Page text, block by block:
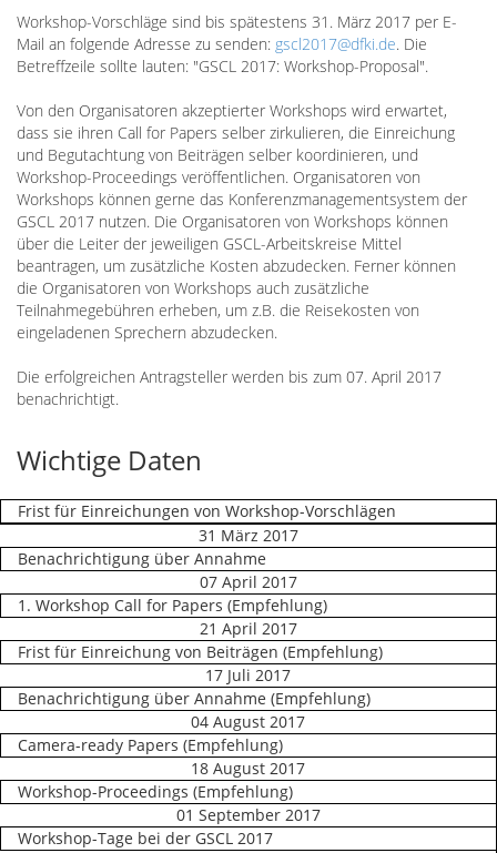
Workshop-Vorschläge sind bis spätestens 31. März 2017 per E-
Mail an folgende Adresse zu senden: gscl2017@dfki.de. Die
Betreffzeile sollte lauten: "GSCL 2017: Workshop-Proposal".
Von den Organisatoren akzeptierter Workshops wird erwartet,
dass sie ihren Call for Papers selber zirkulieren, die Einreichung
und Begutachtung von Beiträgen selber koordinieren, und
Workshop-Proceedings veröffentlichen. Organisatoren von
Workshops können gerne das Konferenzmanagementsystem der
GSCL 2017 nutzen. Die Organisatoren von Workshops können
über die Leiter der jeweiligen GSCL-Arbeitskreise Mittel
beantragen, um zusätzliche Kosten abzudecken. Ferner können
die Organisatoren von Workshops auch zusätzliche
Teilnahmegebühren erheben, um z.B. die Reisekosten von
eingeladenen Sprechern abzudecken.
Die erfolgreichen Antragsteller werden bis zum 07. April 2017
benachrichtigt.
Wichtige Daten
Frist für Einreichungen von Workshop-Vorschlägen
31 März 2017
Benachrichtigung über Annahme
07 April 2017
1. Workshop Call for Papers (Empfehlung)
21 April 2017
Frist für Einreichung von Beiträgen (Empfehlung)
17 Juli 2017
Benachrichtigung über Annahme (Empfehlung)
04 August 2017
Camera-ready Papers (Empfehlung)
18 August 2017
Workshop-Proceedings (Empfehlung)
01 September 2017
Workshop-Tage bei der GSCL 2017